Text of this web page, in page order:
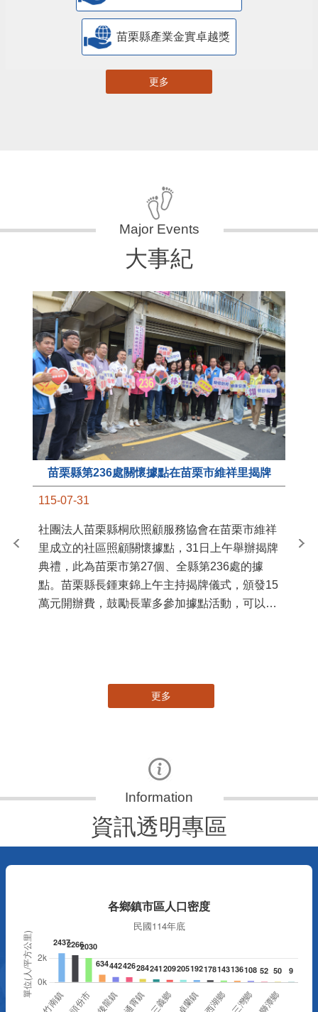
苗栗縣產業金實卓越獎
更多
大事紀
苗栗縣第236處關懷據點在苗栗市維祥里揭牌
115-07-31
社團法人苗栗縣桐欣照顧服務協會在苗栗市維祥
里成立的社區照顧關懷據點，31日上午舉辦揭牌
典禮，此為苗栗市第27個、全縣第236處的據
點。苗栗縣長鍾東錦上午主持揭牌儀式，頒發15
萬元開辦費，鼓勵長輩多參加據點活動，可以更
苗
更多
資訊透明專區